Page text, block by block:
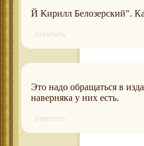
Й Кирилл Белозерский".
ответить
Это надо обращаться в
наверняка у них есть.
ответить